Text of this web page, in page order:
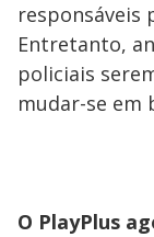
responsáveis
Entretanto,
policiais
mudar-se em
O PlayPlus